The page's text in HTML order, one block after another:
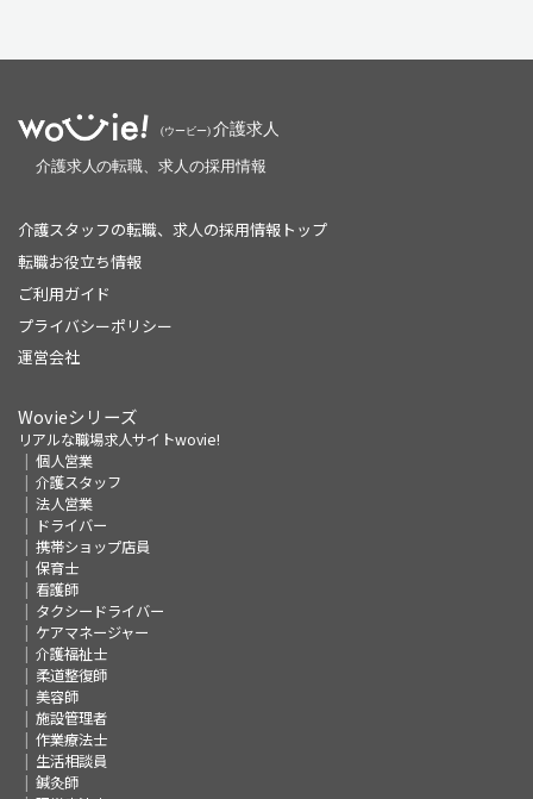
介護スタッフの転職、求人の採用情報トップ
転職お役立ち情報
ご利用ガイド
プライバシーポリシー
運営会社
Wovieシリーズ
リアルな職場求人サイトwovie!
個人営業
介護スタッフ
法人営業
ドライバー
携帯ショップ店員
保育士
看護師
タクシードライバー
ケアマネージャー
介護福祉士
柔道整復師
美容師
施設管理者
作業療法士
生活相談員
鍼灸師